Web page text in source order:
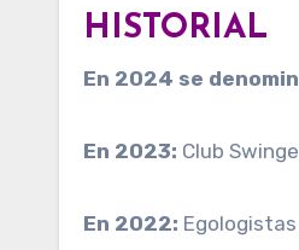
HISTORIAL
En 2024 se
En 2023: Club
En 2022: